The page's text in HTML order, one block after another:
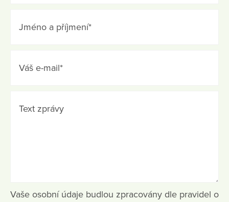
Jméno a příjmení*
Váš e-mail*
Text zprávy
Vaše osobní údaje budlou zpracovány dle pravidel o